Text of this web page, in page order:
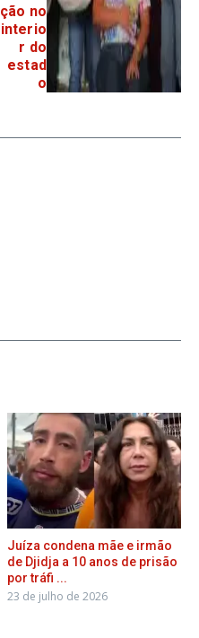
ção no
interio
r do
estad
o
Juíza condena mãe e irmão
de Djidja a 10 anos de prisão
por tráfi ...
23 de julho de 2026